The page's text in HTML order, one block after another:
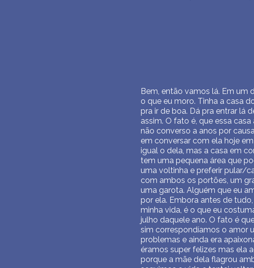
Bem, então vamos lá. Em um
o que eu moro. Tinha a casa
pra ir de boa. Dá pra entrar lá
assim. O fato é, que essa
não converso a anos por
em conversar com ela hoje
igual o dela, mas a casa em
tem uma pequena área que
uma voltinha e preferir pular/
com ambos os portões, um
uma garota. Alguém que eu
por ela. Embora antes de
minha vida, é o que eu
julho daquele ano. O fato é
sim correspondíamos o amor
problemas e ainda era
éramos super felizes mas ela
porque a mãe dela flagrou